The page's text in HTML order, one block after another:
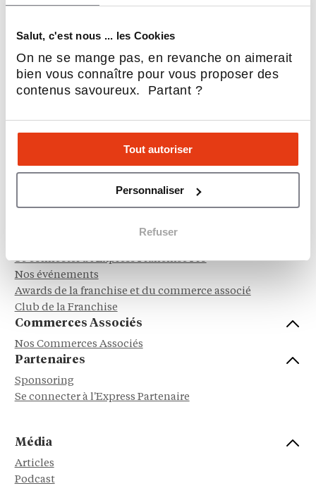
Salut, c'est nous ... les Cookies
On ne se mange pas, en revanche on aimerait
bien vous connaître pour vous proposer des
contenus savoureux. Partant ?
Tout autoriser
Personnaliser
Refuser
Service aux entreprises
Habitat & Bâtiment
Sociétal, RSE & écologie
Hôtellerie & Camping
Automobile, Moto et Cycle
Dépôt - Vente
Franchisés
Reprendre une franchise
Se connecter à l'Express Franchise Pro
Nos événements
Awards de la franchise et du commerce associé
Club de la Franchise
Commerces Associés
Nos Commerces Associés
Partenaires
Sponsoring
Se connecter à l'Express Partenaire
Média
Articles
Podcast